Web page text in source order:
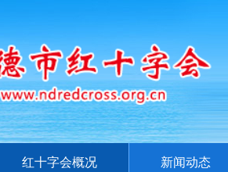
红十字会概况 新闻动态